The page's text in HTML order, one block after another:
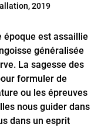
2019
époque est assaillie
généralisée
La sagesse des
formuler de
ou les épreuves
nous guider dans
dans un esprit